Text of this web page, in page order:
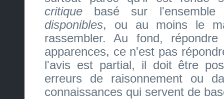
critique basé sur
disponibles, ou au moins le
rassembler. Au fond,
apparences, ce n'est pas
l'avis est partial, il doit être
erreurs de raisonnement ou
connaissances qui servent de